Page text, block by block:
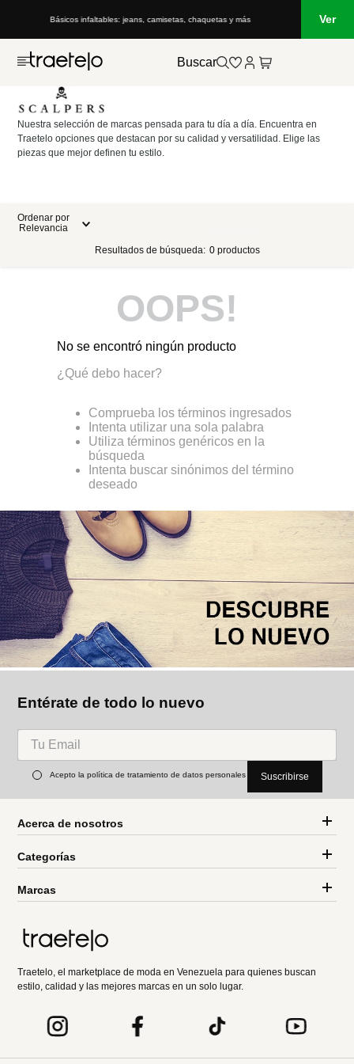
Básicos infaltables: jeans, camisetas, chaquetas y más Ver
Buscar
Nuestra selección de marcas pensada para tu día a día. Encuentra en
Traetelo opciones que destacan por su calidad y versatilidad. Elige las
piezas que mejor definen tu estilo.
Ordenar por
Relevancia
Resultados de búsqueda: 0 productos
OOPS!
No se encontró ningún producto
¿Qué debo hacer?
Comprueba los términos ingresados
Intenta utilizar una sola palabra
Utiliza términos genéricos en la
búsqueda
Intenta buscar sinónimos del término
deseado
Entérate de todo lo nuevo
Acepto la política de tratamiento de datos personales Suscribirse
Acerca de nosotros
Categorías
Marcas
Traetelo, el marketplace de moda en Venezuela para quienes buscan
estilo, calidad y las mejores marcas en un solo lugar.